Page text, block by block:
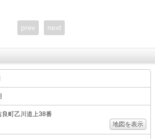
prev next
良町乙川道上38番
地図を表示